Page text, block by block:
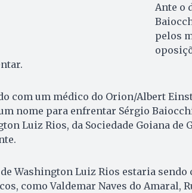
Ante o
pelos
com um médico do Orion/Albert
nome para enfrentar Sérgio
Luiz Rios, da Sociedade Goiana de
de Washington Luiz Rios estaria
como Valdemar Naves do Amaral,